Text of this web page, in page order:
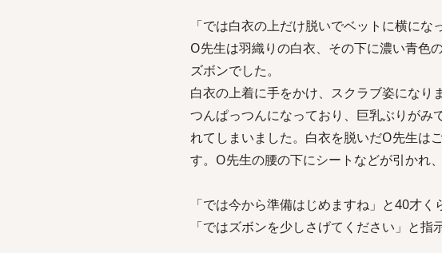
「では白衣の上だけ脱いでベットに横にな
O先生は羽織りの白衣、その下に濃い青色
ズボンでした。
白衣の上着に手をかけ、スクラブ姿になり
つんぱっつんになっており、巨乳ぶりがみ
れてしまいました。白衣を脱いだO先生は
す。O先生の腰の下にシートなどが引かれ
「では今から準備はじめますね」と40才
「ではズボンを少しさげてください」と指